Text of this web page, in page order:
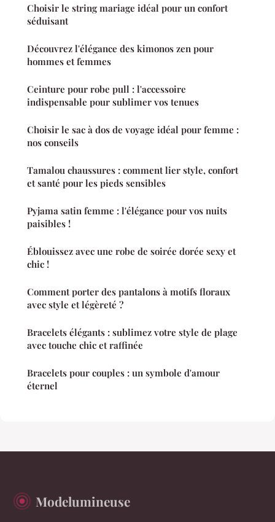
Choisir le string mariage idéal pour un confort
séduisant
Découvrez l'élégance des kimonos zen pour
hommes et femmes
Ceinture pour robe pull : l'accessoire
indispensable pour sublimer vos tenues
Choisir le sac à dos de voyage idéal pour femme :
nos conseils
Tamalou chaussures : comment lier style, confort
et santé pour les pieds sensibles
Pyjama satin femme : l'élégance pour vos nuits
paisibles !
Éblouissez avec une robe de soirée dorée sexy et
chic !
Comment porter des pantalons à motifs floraux
avec style et légèreté ?
Bracelets élégants : sublimez votre style de plage
avec touche chic et raffinée
Bracelets pour couples : un symbole d'amour
éternel
Modelumineuse